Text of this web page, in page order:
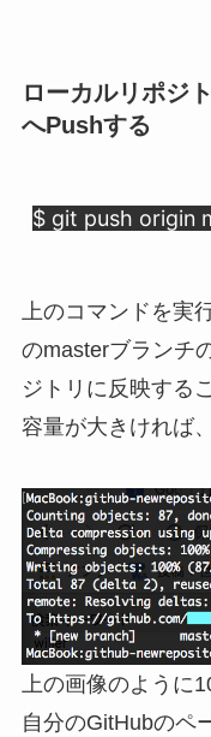
ローカルリポジ
へPushする
$ git push origin
上のコマンドを実
のmasterブランチ
ジトリに反映する
容量が大きければ
上の画像のように
自分のGitHubのペ